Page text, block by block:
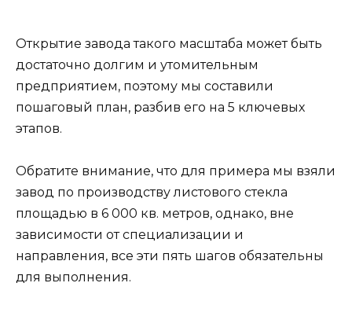
Открытие завода такого масштаба может быть
достаточно долгим и утомительным
предприятием, поэтому мы составили
пошаговый план, разбив его на 5 ключевых
этапов.
Обратите внимание, что для примера мы взяли
завод по производству листового стекла
площадью в 6 000 кв. метров, однако, вне
зависимости от специализации и
направления, все эти пять шагов обязательны
для выполнения.